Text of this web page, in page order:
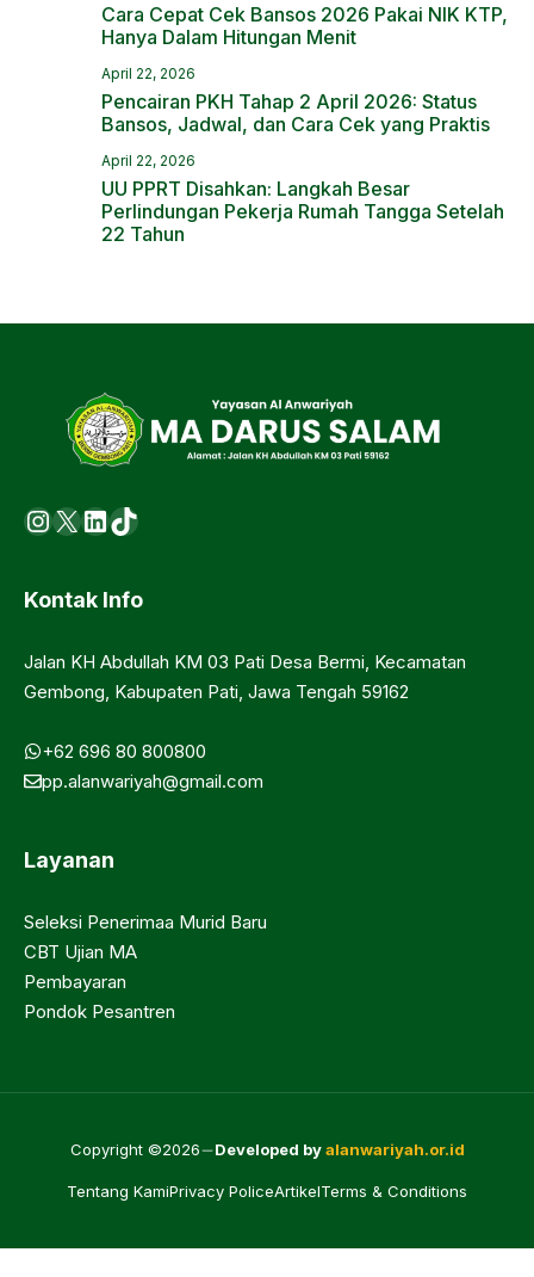
Cara Cepat Cek Bansos 2026 Pakai NIK KTP,
Hanya Dalam Hitungan Menit
April 22, 2026
Pencairan PKH Tahap 2 April 2026: Status
Bansos, Jadwal, dan Cara Cek yang Praktis
April 22, 2026
UU PPRT Disahkan: Langkah Besar
Perlindungan Pekerja Rumah Tangga Setelah
22 Tahun
Instagram
X LinkedIn
https://www.tiktok.com/
Kontak Info
Jalan KH Abdullah KM 03 Pati Desa Bermi, Kecamatan
Gembong, Kabupaten Pati, Jawa Tengah 59162
+62 696 80 800800
pp.alanwariyah@gmail.com
Layanan
Seleksi Penerimaa Murid Baru
CBT Ujian MA
Pembayaran
Pondok Pesantren
Copyright ©2026 Developed byalanwariyah.or.id
Tentang KamiPrivacy PoliceArtikelTerms & Conditions